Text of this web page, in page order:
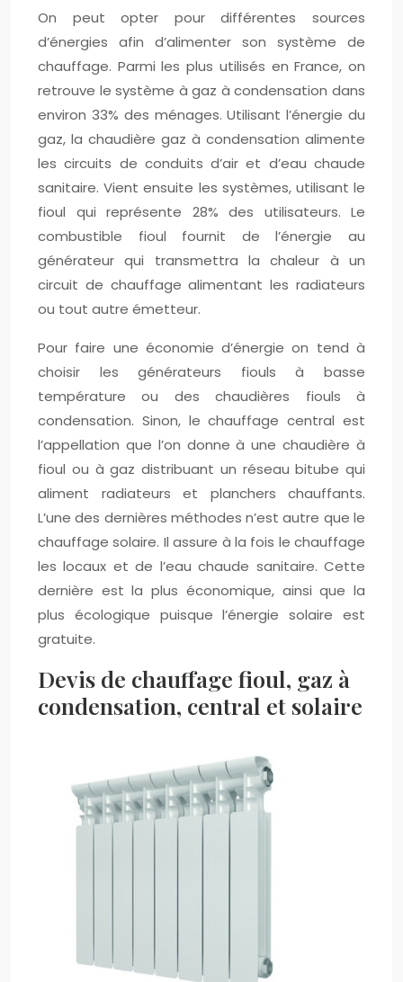
On peut opter pour différentes sources
d’énergies afin d’alimenter son système de
chauffage. Parmi les plus utilisés en France, on
retrouve le système à gaz à condensation dans
environ 33% des ménages. Utilisant l’énergie du
gaz, la chaudière gaz à condensation alimente
les circuits de conduits d’air et d’eau chaude
sanitaire. Vient ensuite les systèmes, utilisant le
fioul qui représente 28% des utilisateurs. Le
combustible fioul fournit de l’énergie au
générateur qui transmettra la chaleur à un
circuit de chauffage alimentant les radiateurs
ou tout autre émetteur.
Pour faire une économie d’énergie on tend à
choisir les générateurs fiouls à basse
température ou des chaudières fiouls à
condensation. Sinon, le chauffage central est
l’appellation que l’on donne à une chaudière à
fioul ou à gaz distribuant un réseau bitube qui
aliment radiateurs et planchers chauffants.
L’une des dernières méthodes n’est autre que le
chauffage solaire. Il assure à la fois le chauffage
les locaux et de l’eau chaude sanitaire. Cette
dernière est la plus économique, ainsi que la
plus écologique puisque l’énergie solaire est
gratuite.
Devis de chauffage fioul, gaz à
condensation, central et solaire